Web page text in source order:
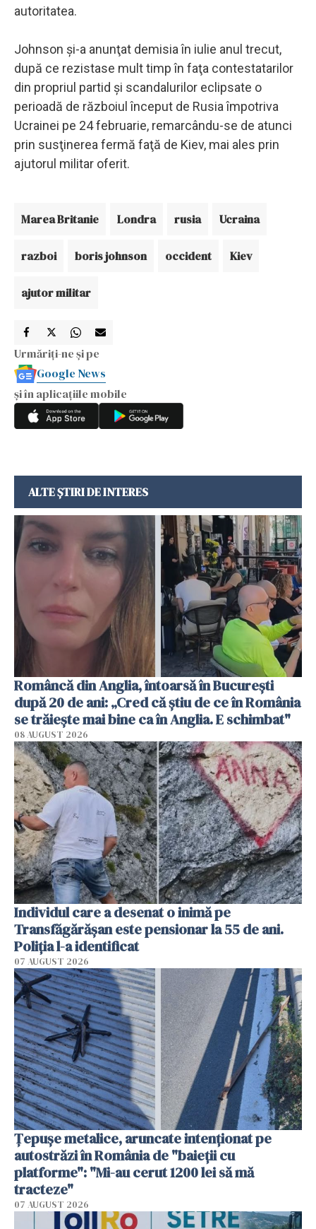
autoritatea.
Johnson şi-a anunţat demisia în iulie anul trecut,
după ce rezistase mult timp în faţa contestatarilor
din propriul partid şi scandalurilor eclipsate o
perioadă de războiul început de Rusia împotriva
Ucrainei pe 24 februarie, remarcându-se de atunci
prin susţinerea fermă faţă de Kiev, mai ales prin
ajutorul militar oferit.
Marea Britanie Londra rusia Ucraina
razboi boris johnson occident Kiev
ajutor militar
Urmăriți-ne și pe
Google News
și în aplicațiile mobile
ALTE ȘTIRI DE INTERES
Româncă din Anglia, întoarsă în București
după 20 de ani: „Cred că știu de ce în România
se trăiește mai bine ca în Anglia. E schimbat"
08 AUGUST 2026
Individul care a desenat o inimă pe
Transfăgărășan este pensionar la 55 de ani.
Poliția l-a identificat
07 AUGUST 2026
Țepușe metalice, aruncate intenționat pe
autostrăzi în România de "baieții cu
platforme": "Mi-au cerut 1200 lei să mă
tracteze"
07 AUGUST 2026